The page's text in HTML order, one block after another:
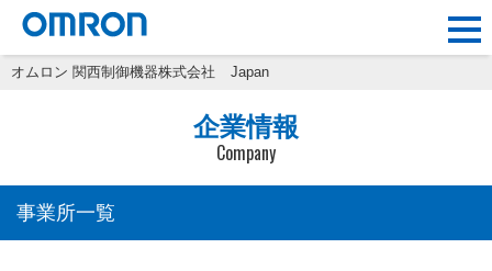
オムロン 関西制御機器株式会社 Japan
企業情報
Company
事業所一覧